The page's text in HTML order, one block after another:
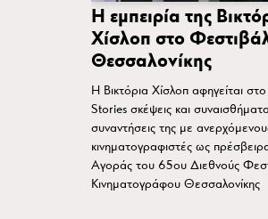
Η εμπειρία της
Χίσλοπ στο
Θεσσαλονίκης
Η Βικτόρια Χίσλοπ αφηγείται
Stories σκέψεις και
συναντήσεις της με
κινηματογραφιστές ως
Αγοράς του 65ου Διεθνούς
Κινηματογράφου Θεσσαλονίκης